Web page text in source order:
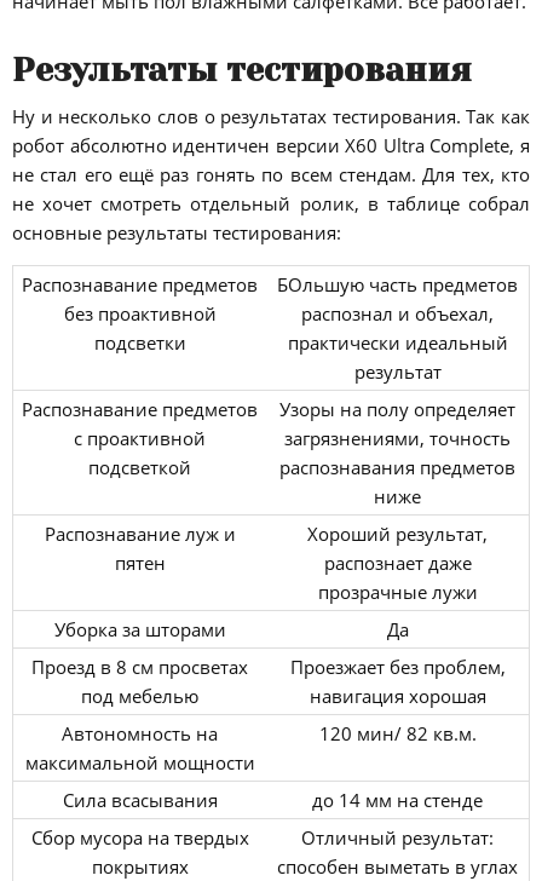
Результаты тестирования
Ну и несколько слов о результатах тестирования. Так как
робот абсолютно идентичен версии X60 Ultra Complete, я
не стал его ещё раз гонять по всем стендам. Для тех, кто
не хочет смотреть отдельный ролик, в таблице собрал
основные результаты тестирования:
Распознавание предметов
без проактивной
подсветки
БОльшую часть предметов
распознал и объехал,
практически идеальный
результат
Распознавание предметов
с проактивной
подсветкой
Узоры на полу определяет
загрязнениями, точность
распознавания предметов
ниже
Распознавание луж и
пятен
Хороший результат,
распознает даже
прозрачные лужи
Уборка за шторами
Да
Проезд в 8 см просветах
под мебелью
Проезжает без проблем,
навигация хорошая
Автономность на
максимальной мощности
120 мин/ 82 кв.м.
Сила всасывания
до 14 мм на стенде
Сбор мусора на твердых
покрытиях
Отличный результат:
способен выметать в углах